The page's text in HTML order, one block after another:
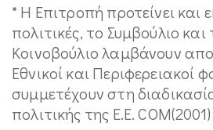
* Η Επιτροπή προτείνει και
πολιτικές, το Συμβούλιο
Κοινοβούλιο λαμβάνουν
Εθνικοί και Περιφερειακοί
συμμετέχουν στη
πολιτικής της Ε.Ε.